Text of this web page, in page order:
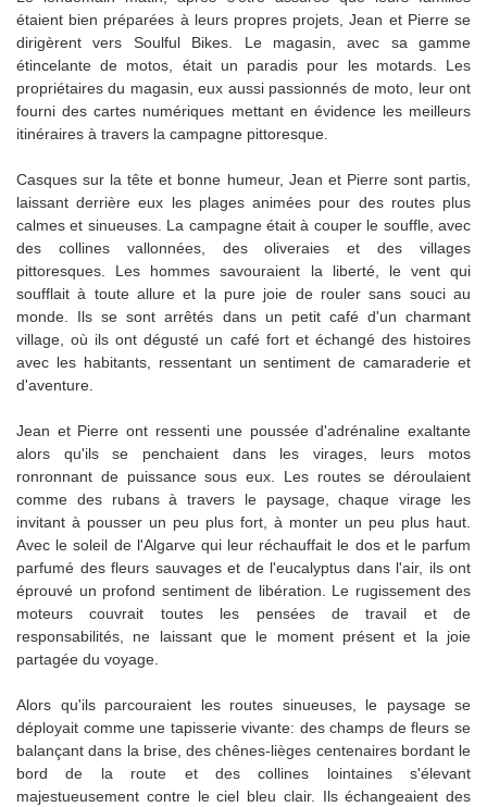
étaient bien préparées à leurs propres projets, Jean et Pierre se
dirigèrent vers Soulful Bikes. Le magasin, avec sa gamme
étincelante de motos, était un paradis pour les motards. Les
propriétaires du magasin, eux aussi passionnés de moto, leur ont
fourni des cartes numériques mettant en évidence les meilleurs
itinéraires à travers la campagne pittoresque.
Casques sur la tête et bonne humeur, Jean et Pierre sont partis,
laissant derrière eux les plages animées pour des routes plus
calmes et sinueuses. La campagne était à couper le souffle, avec
des collines vallonnées, des oliveraies et des villages
pittoresques. Les hommes savouraient la liberté, le vent qui
soufflait à toute allure et la pure joie de rouler sans souci au
monde. Ils se sont arrêtés dans un petit café d'un charmant
village, où ils ont dégusté un café fort et échangé des histoires
avec les habitants, ressentant un sentiment de camaraderie et
d'aventure.
Jean et Pierre ont ressenti une poussée d'adrénaline exaltante
alors qu'ils se penchaient dans les virages, leurs motos
ronronnant de puissance sous eux. Les routes se déroulaient
comme des rubans à travers le paysage, chaque virage les
invitant à pousser un peu plus fort, à monter un peu plus haut.
Avec le soleil de l'Algarve qui leur réchauffait le dos et le parfum
parfumé des fleurs sauvages et de l'eucalyptus dans l'air, ils ont
éprouvé un profond sentiment de libération. Le rugissement des
moteurs couvrait toutes les pensées de travail et de
responsabilités, ne laissant que le moment présent et la joie
partagée du voyage.
Alors qu'ils parcouraient les routes sinueuses, le paysage se
déployait comme une tapisserie vivante: des champs de fleurs se
balançant dans la brise, des chênes-lièges centenaires bordant le
bord de la route et des collines lointaines s'élevant
majestueusement contre le ciel bleu clair. Ils échangeaient des